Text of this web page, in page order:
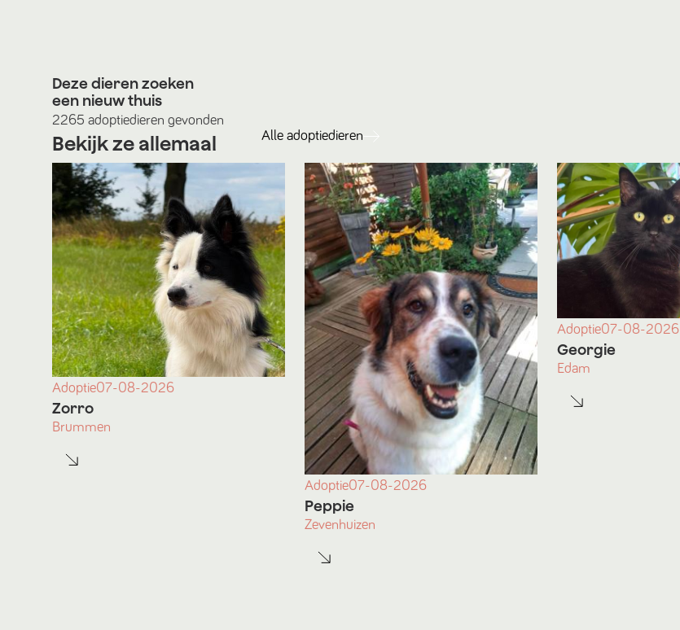
Deze dieren zoeken
een nieuw thuis
2265 adoptiedieren gevonden
Bekijk ze allemaal Alle adoptiedieren
Adoptie07-08-2026
Zorro
Brummen
Adoptie07-08-2026
Peppie
Zevenhuizen
Adoptie07-08-2026
Georgie
Edam